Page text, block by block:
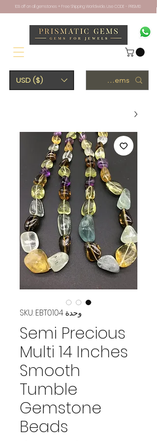
USD ($)
10% off on all gemstones + Free Shipping Worldwide. Use CODE - PRISM10
وحدة SKU: EBT0104
Semi Precious
Multi 14 Inches
Smooth
Tumble
Gemstone
Beads